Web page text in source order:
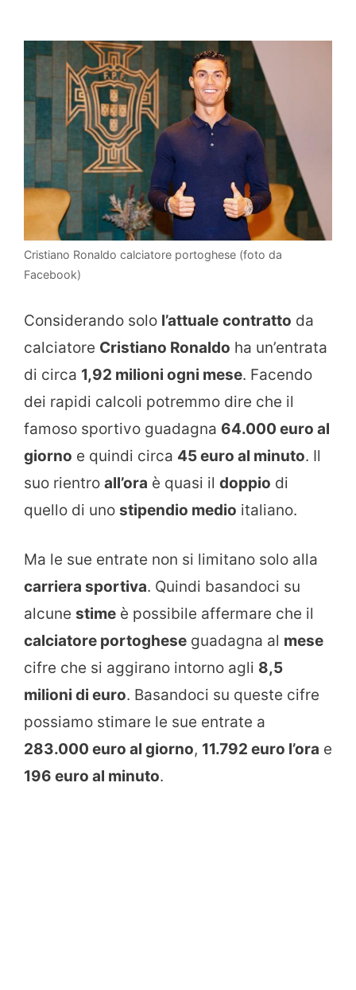
Cristiano Ronaldo calciatore portoghese (foto da
Facebook)
Considerando solo l’attuale contratto da
calciatore Cristiano Ronaldo ha un’entrata
di circa 1,92 milioni ogni mese. Facendo
dei rapidi calcoli potremmo dire che il
famoso sportivo guadagna 64.000 euro al
giorno e quindi circa 45 euro al minuto. Il
suo rientro all’ora è quasi il doppio di
quello di uno stipendio medio italiano.
Ma le sue entrate non si limitano solo alla
carriera sportiva. Quindi basandoci su
alcune stime è possibile affermare che il
calciatore portoghese guadagna al mese
cifre che si aggirano intorno agli 8,5
milioni di euro. Basandoci su queste cifre
possiamo stimare le sue entrate a
283.000 euro al giorno, 11.792 euro l’ora e
196 euro al minuto.